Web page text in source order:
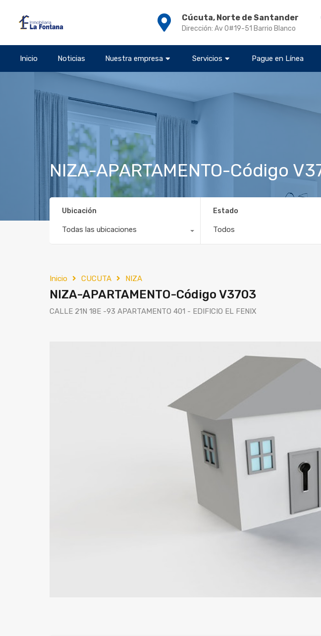
Cúcuta, Norte de Santander
Dirección: Av 0#19-51 Barrio Blanco
Inicio Noticias Nuestra empresa Servicios Pague en Línea
NIZA-APARTAMENTO-Código
Ubicación
Todas las ubicaciones
Estado
Todos
Inicio CUCUTA NIZA
NIZA-APARTAMENTO-Código V3703
CALLE 21N 18E -93 APARTAMENTO 401 - EDIFICIO EL FENIX